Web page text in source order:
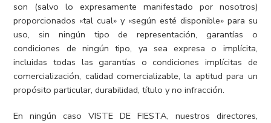
son (salvo lo expresamente manifestado por nosotros)
proporcionados «tal cual» y «según esté disponible» para su
uso, sin ningún tipo de representación, garantías o
condiciones de ningún tipo, ya sea expresa o implícita,
incluidas todas las garantías o condiciones implícitas de
comercialización, calidad comercializable, la aptitud para un
propósito particular, durabilidad, título y no infracción.
En ningún caso VISTE DE FIESTA, nuestros directores,